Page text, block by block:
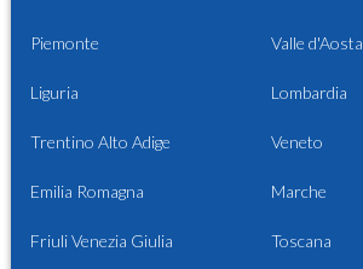
Piemonte Valle d'Aosta
Liguria Lombardia
Trentino Alto Adige Veneto
Emilia Romagna Marche
Friuli Venezia Giulia Toscana